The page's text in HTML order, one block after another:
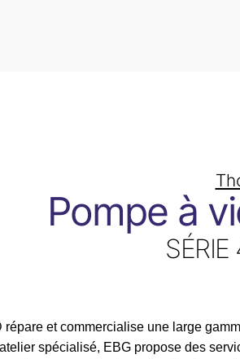
Pompe à
répare et commercialise une large
spécialisé, EBG propose des